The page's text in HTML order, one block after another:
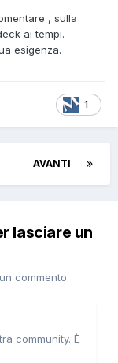
, sulla
ai tempi.
esigenza.
1
AVANTI
lasciare un
commento
community. È